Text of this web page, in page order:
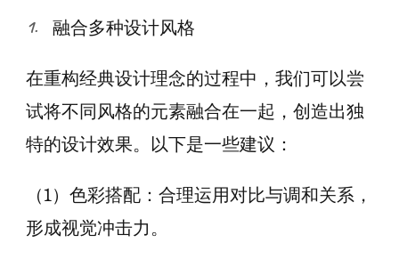
融合多种设计风格
在重构经典设计理念的过程中，我们可以尝
试将不同风格的元素融合在一起，创造出独
特的设计效果。以下是一些建议：
（1）色彩搭配：合理运用对比与调和关系，
形成视觉冲击力。